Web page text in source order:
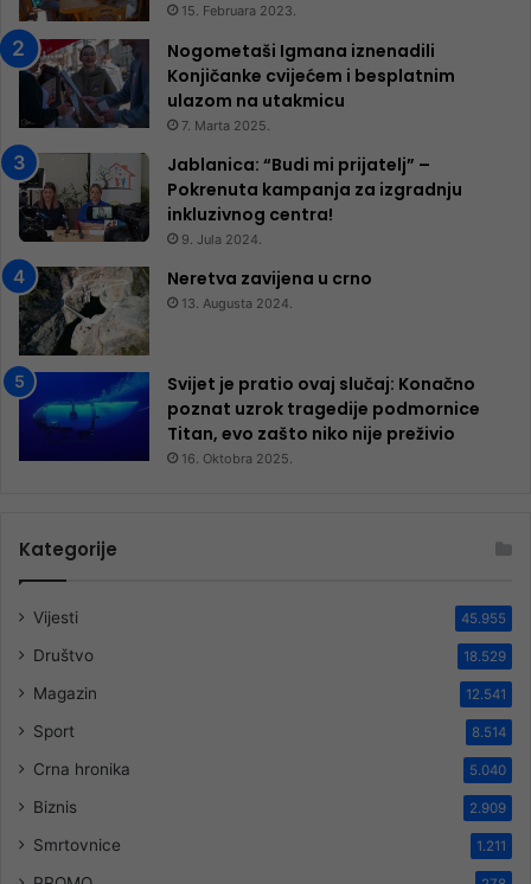
15. Februara 2023.
Nogometaši Igmana iznenadili
Konjičanke cvijećem i besplatnim
ulazom na utakmicu
7. Marta 2025.
Jablanica: “Budi mi prijatelj” –
Pokrenuta kampanja za izgradnju
inkluzivnog centra!
9. Jula 2024.
Neretva zavijena u crno
13. Augusta 2024.
Svijet je pratio ovaj slučaj: Konačno
poznat uzrok tragedije podmornice
Titan, evo zašto niko nije preživio
16. Oktobra 2025.
Kategorije
Vijesti 45.955
Društvo 18.529
Magazin 12.541
Sport 8.514
Crna hronika 5.040
Biznis 2.909
Smrtovnice 1.211